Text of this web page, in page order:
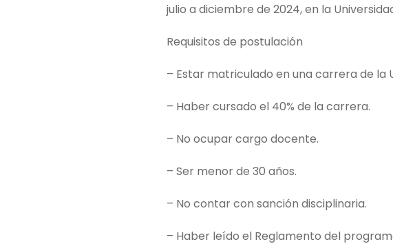
julio a diciembre de 2024, en la
Requisitos de postulación
– Estar matriculado en una carrera de la
– Haber cursado el 40% de la carrera.
– No ocupar cargo docente.
– Ser menor de 30 años.
– No contar con sanción disciplinaria.
– Haber leído el Reglamento del